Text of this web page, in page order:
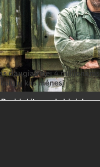
daugiau nei 4 milijonams
kas mėnesį
Pasirinkite prekybininko